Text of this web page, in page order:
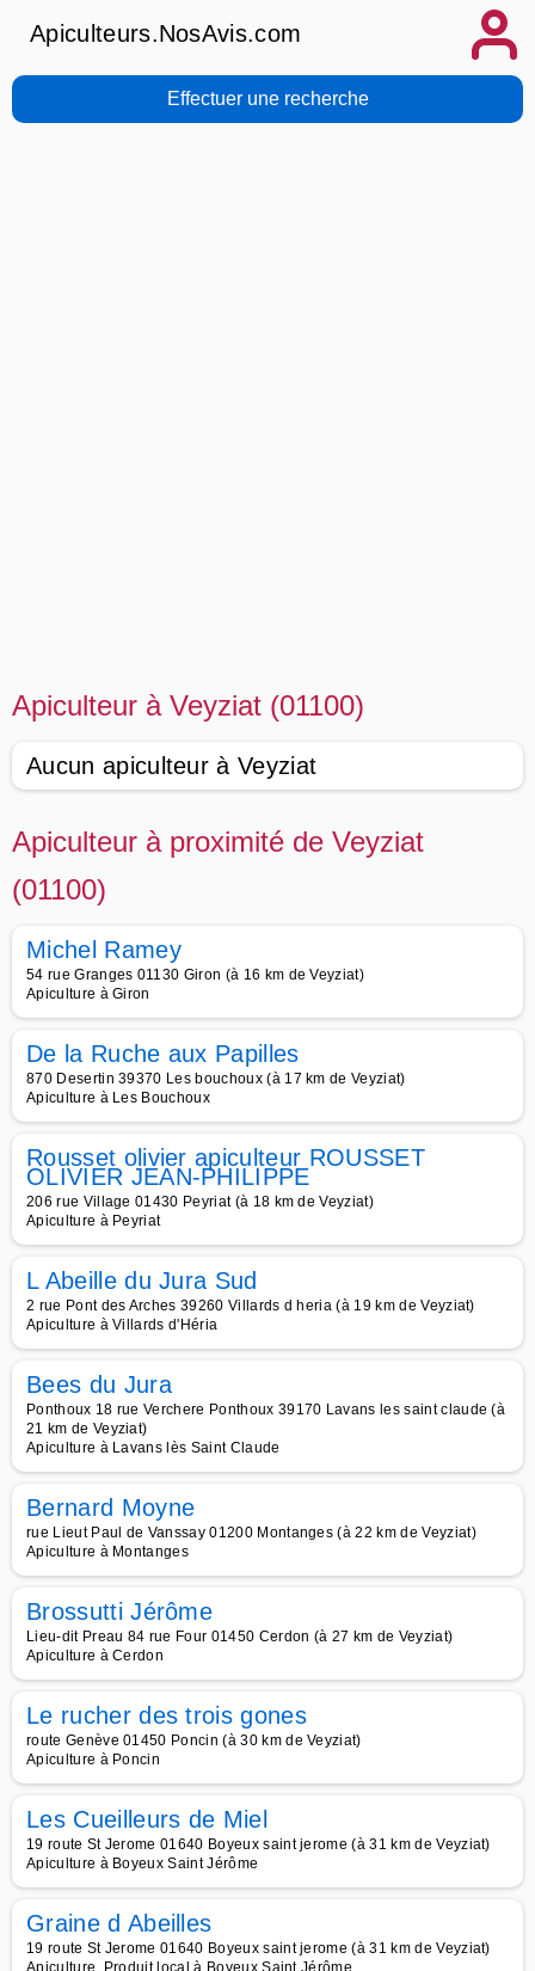
Apiculteurs.NosAvis.com
Effectuer une recherche
Apiculteur à Veyziat (01100)
Aucun apiculteur à Veyziat
Apiculteur à proximité de Veyziat
(01100)
Michel Ramey
54 rue Granges 01130 Giron (à 16 km de Veyziat)
Apiculture à Giron
De la Ruche aux Papilles
870 Desertin 39370 Les bouchoux (à 17 km de Veyziat)
Apiculture à Les Bouchoux
Rousset olivier apiculteur ROUSSET
OLIVIER JEAN-PHILIPPE
206 rue Village 01430 Peyriat (à 18 km de Veyziat)
Apiculture à Peyriat
L Abeille du Jura Sud
2 rue Pont des Arches 39260 Villards d heria (à 19 km de Veyziat)
Apiculture à Villards d'Héria
Bees du Jura
Ponthoux 18 rue Verchere Ponthoux 39170 Lavans les saint claude (à
21 km de Veyziat)
Apiculture à Lavans lès Saint Claude
Bernard Moyne
rue Lieut Paul de Vanssay 01200 Montanges (à 22 km de Veyziat)
Apiculture à Montanges
Brossutti Jérôme
Lieu-dit Preau 84 rue Four 01450 Cerdon (à 27 km de Veyziat)
Apiculture à Cerdon
Le rucher des trois gones
route Genève 01450 Poncin (à 30 km de Veyziat)
Apiculture à Poncin
Les Cueilleurs de Miel
19 route St Jerome 01640 Boyeux saint jerome (à 31 km de Veyziat)
Apiculture à Boyeux Saint Jérôme
Graine d Abeilles
19 route St Jerome 01640 Boyeux saint jerome (à 31 km de Veyziat)
Apiculture, Produit local à Boyeux Saint Jérôme